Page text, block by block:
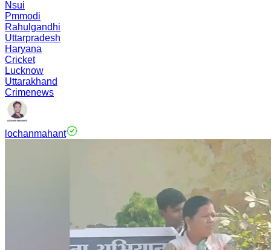
Nsui
Pmmodi
Rahulgandhi
Uttarpradesh
Haryana
Cricket
Lucknow
Uttarakhand
Crimenews
lochanmahant